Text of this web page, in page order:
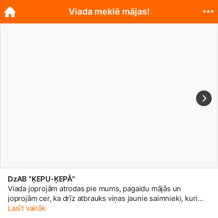
DzAB "ĶEPU-ĶEPĀ"
Viada joprojām atrodas pie mums, pagaidu mājās un
joprojām cer, ka drīz atbrauks viņas jaunie saimnieki, kuri
teiks - braucam mājās! Viada ir īpašs suns, viņa ir gandrīz
Lasīt vairāk
Viada meklē mājas!